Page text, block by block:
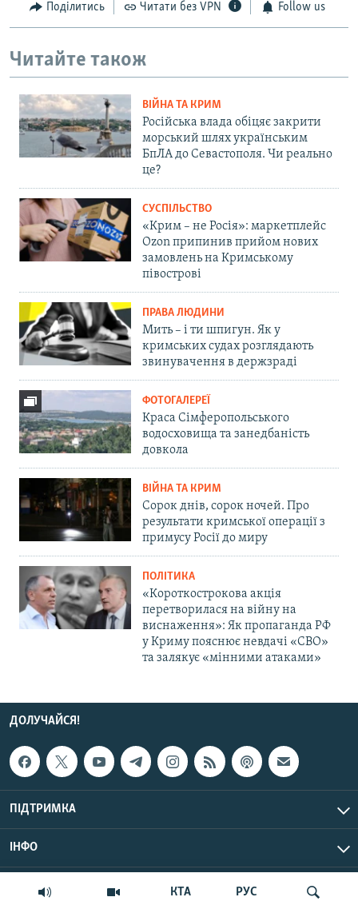
КТА РУС
Поділитись Читати без VPN Follow us
Читайте також
ВІЙНА ТА КРИМ
Російська влада обіцяє закрити
морський шлях українським
БпЛА до Севастополя. Чи реально
це?
СУСПІЛЬСТВО
«Крим – не Росія»: маркетплейс
Ozon припинив прийом нових
замовлень на Кримському
півострові
ПРАВА ЛЮДИНИ
Мить – і ти шпигун. Як у
кримських судах розглядають
звинувачення в держзраді
ФОТОГАЛЕРЕЇ
Краса Сімферопольського
водосховища та занедбаність
довкола
ВІЙНА ТА КРИМ
Сорок днів, сорок ночей. Про
результати кримської операції з
примусу Росії до миру
ПОЛІТИКА
«Короткострокова акція
перетворилася на війну на
виснаження»: Як пропаганда РФ
у Криму пояснює невдачі «СВО»
та залякує «мінними атаками»
ДОЛУЧАЙСЯ!
ПІДТРИМКА
ІНФО
© Крим.Реалії, 2026 | Усі права застережено.